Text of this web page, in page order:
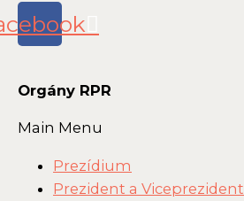
Orgány RPR
Main Menu
Prezídium
Prezident a Viceprezident